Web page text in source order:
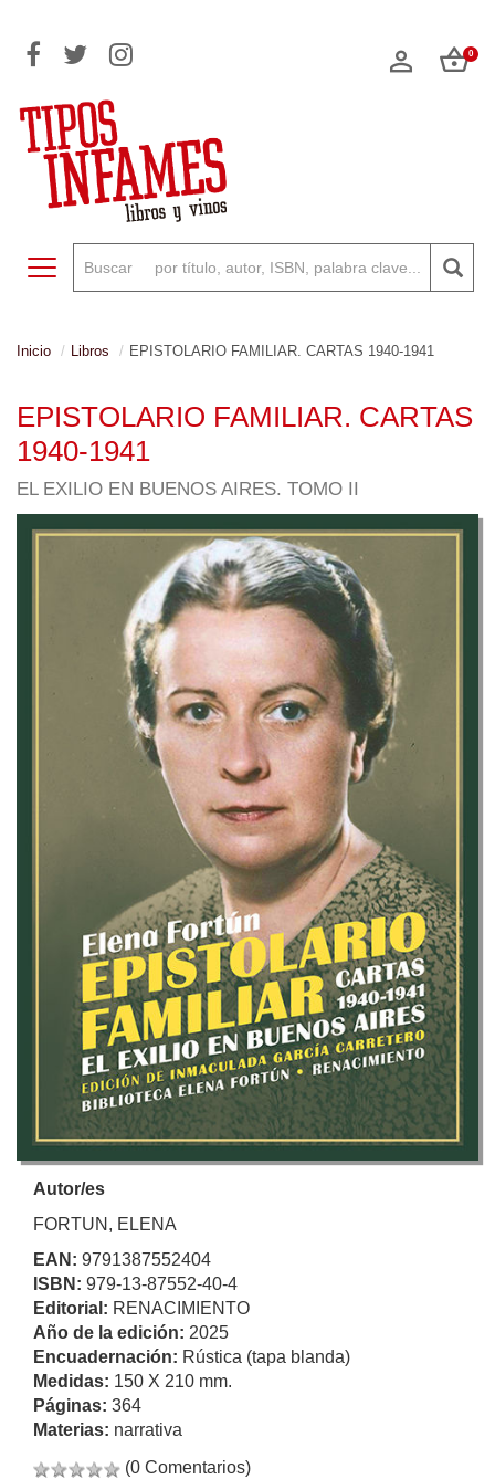
0
Toggle navigation
Inicio Libros EPISTOLARIO FAMILIAR. CARTAS 1940-1941
EPISTOLARIO FAMILIAR. CARTAS
1940-1941
EL EXILIO EN BUENOS AIRES. TOMO II
Autor/es
FORTUN, ELENA
EAN: 9791387552404
ISBN: 979-13-87552-40-4
Editorial: RENACIMIENTO
Año de la edición: 2025
Encuadernación: Rústica (tapa blanda)
Medidas: 150 X 210 mm.
Páginas: 364
Materias: narrativa
(0 Comentarios)